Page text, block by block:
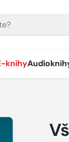
knihy